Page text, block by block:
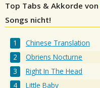
Top Tabs & Akkorde von
Songs nicht!
Chinese Translation
Obriens Nocturne
Right In The Head
Little Baby